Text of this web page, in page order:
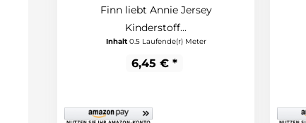
Finn liebt Annie Jersey
Kinderstoff...
Inhalt 0.5 Laufende(r) Meter
6,45 € *